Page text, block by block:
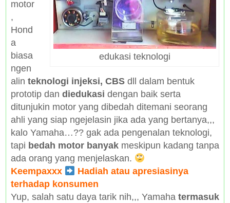
edukasi teknologi
motor
,
Hond
a
biasa
ngen
alin teknologi injeksi, CBSdll dalam bentuk
prototip dan diedukasi dengan baik serta
ditunjukin motor yang dibedah ditemani seorang
ahli yang siap ngejelasin jika ada yang bertanya,,,
kalo Yamaha…?? gak ada pengenalan teknologi,
tapi bedah motor banyakmeskipun kadang tanpa
ada orang yang menjelaskan.
Keempaxxx
Hadiah atau apresiasinya
terhadap konsumen
Yup, salah satu daya tarik nih,,, Yamaha termasuk